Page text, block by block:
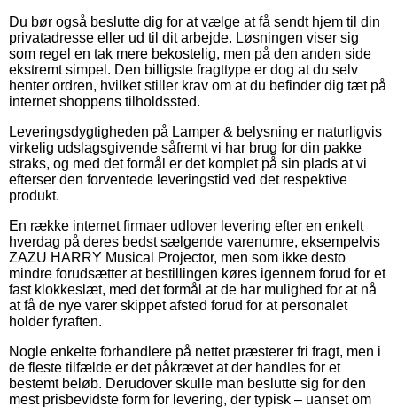
Du bør også beslutte dig for at vælge at få sendt hjem til din
privatadresse eller ud til dit arbejde. Løsningen viser sig
som regel en tak mere bekostelig, men på den anden side
ekstremt simpel. Den billigste fragttype er dog at du selv
henter ordren, hvilket stiller krav om at du befinder dig tæt på
internet shoppens tilholdssted.
Leveringsdygtigheden på Lamper & belysning er naturligvis
virkelig udslagsgivende såfremt vi har brug for din pakke
straks, og med det formål er det komplet på sin plads at vi
efterser den forventede leveringstid ved det respektive
produkt.
En række internet firmaer udlover levering efter en enkelt
hverdag på deres bedst sælgende varenumre, eksempelvis
ZAZU HARRY Musical Projector, men som ikke desto
mindre forudsætter at bestillingen køres igennem forud for et
fast klokkeslæt, med det formål at de har mulighed for at nå
at få de nye varer skippet afsted forud for at personalet
holder fyraften.
Nogle enkelte forhandlere på nettet præsterer fri fragt, men i
de fleste tilfælde er det påkrævet at der handles for et
bestemt beløb. Derudover skulle man beslutte sig for den
mest prisbevidste form for levering, der typisk – uanset om